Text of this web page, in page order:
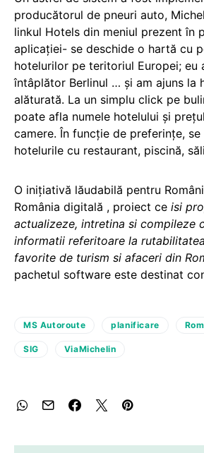
producătorul de pneuri auto,
linkul Hotels din meniul prezent în
aplicaţiei- se deschide o hartă cu
hotelurilor pe teritoriul Europei; eu
întâplător Berlinul … şi am ajuns la
alăturată. La un simplu click pe
poate afla numele hotelului şi
camere. În funcţie de preferinţe,
hotelurile cu restaurant, piscină,
O iniţiativă lăudabilă pentru
România digitală , proiect ce isi
actualizeze, intretina si compileze
informatii referitoare la
favorite de turism si afaceri din
pachetul software este destinat
MS Autoroute planificare
SIG ViaMichelin